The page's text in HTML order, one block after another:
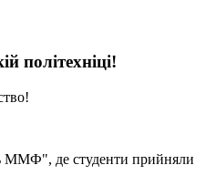
політехніці!
ММФ", де студенти прийняли